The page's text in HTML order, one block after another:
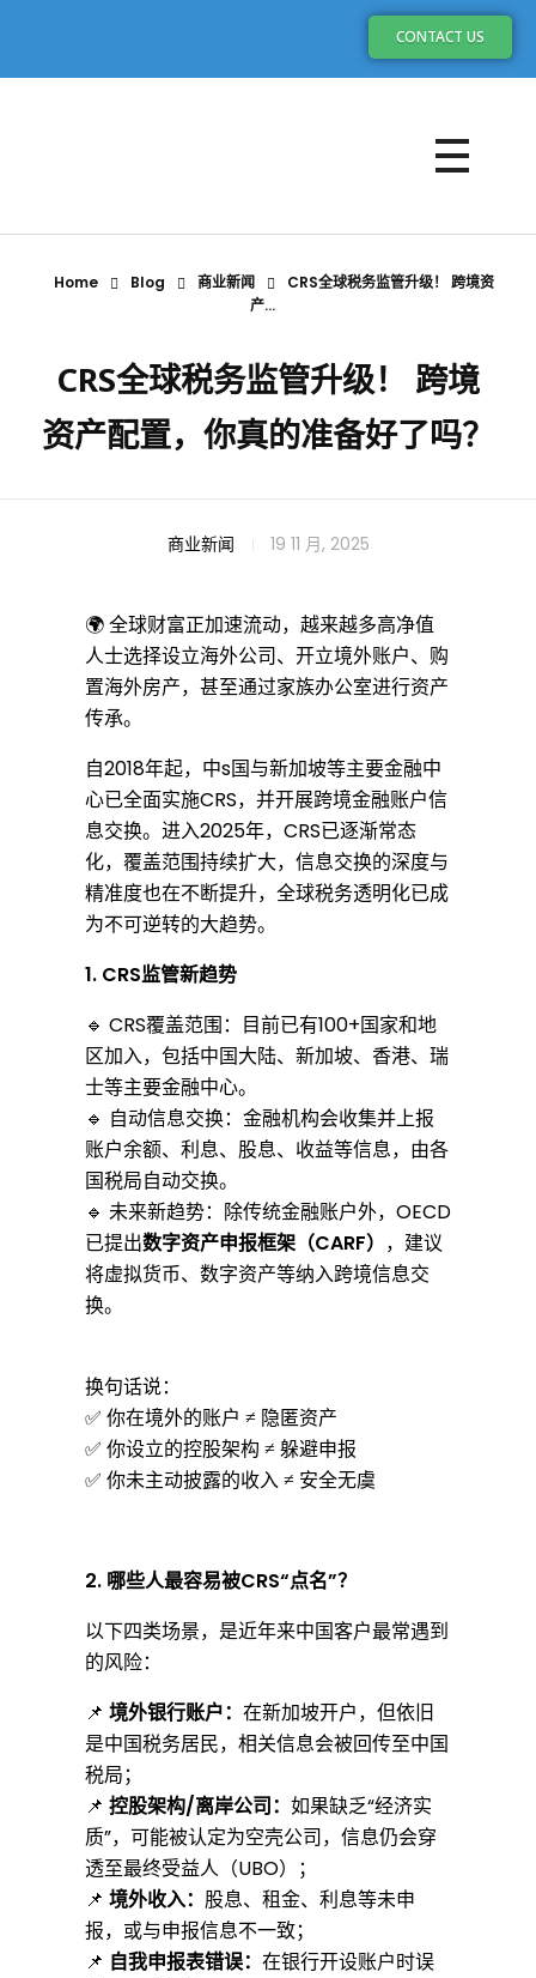
CONTACT US
Home Blog 商业新闻
CRS全球税务监管升级！ 跨境资
产...
CRS全球税务监管升级！ 跨境
资产配置，你真的准备好了吗？
R
S
全
球
务
监
管
升
级
！
境
资
产
配
置
19 11 月, 2025
商业新闻
🌍 全球财富正加速流动，越来越多高净值
人士选择设立海外公司、开立境外账户、购
置海外房产，甚至通过家族办公室进行资产
传承。
自2018年起，中s国与新加坡等主要金融中
心已全面实施CRS，并开展跨境金融账户信
息交换。进入2025年，CRS已逐渐常态
化，覆盖范围持续扩大，信息交换的深度与
精准度也在不断提升，全球税务透明化已成
为不可逆转的大趋势。
1. CRS监管新趋势
🔹 CRS覆盖范围：目前已有100+国家和地
区加入，包括中国大陆、新加坡、香港、瑞
士等主要金融中心。
🔹 自动信息交换：金融机构会收集并上报
账户余额、利息、股息、收益等信息，由各
国税局自动交换。
🔹 未来新趋势：除传统金融账户外， OECD
已提出数字资产申报框架（CARF） ，建议
将虚拟货币、数字资产等纳入跨境信息交
换。
换句话说：
✅ 你在境外的账户 ≠ 隐匿资产
✅ 你设立的控股架构 ≠ 躲避申报
✅ 你未主动披露的收入 ≠ 安全无虞
2. 哪些人最容易被CRS“点名”？
以下四类场景，是近年来中国客户最常遇到
的风险：
📌 境外银行账户： 在新加坡开户，但依旧
是中国税务居民，相关信息会被回传至中国
税局；
📌 控股架构/离岸公司： 如果缺乏“经济实
质”，可能被认定为空壳公司，信息仍会穿
透至最终受益人（UBO）；
📌 境外收入： 股息、租金、利息等未申
报，或与申报信息不一致；
📌 自我申报表错误： 在银行开设账户时误